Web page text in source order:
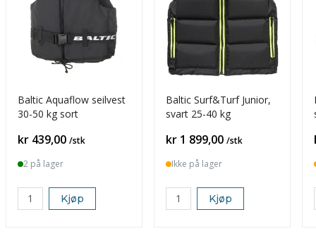
Baltic Aquaflow seilvest
30-50 kg sort
Pris
kr 439,00 /stk
2 på lager
Kjøp
Baltic Surf&Turf Junior,
svart 25-40 kg
Pris
kr 1 899,00 /stk
Ikke på lager
Kjøp